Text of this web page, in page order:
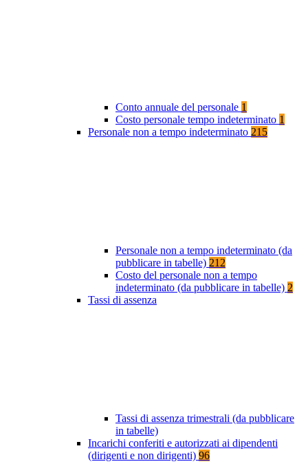
Conto annuale del personale 1
Costo personale tempo indeterminato 1
Personale non a tempo indeterminato 215
Personale non a tempo indeterminato (da
pubblicare in tabelle) 212
Costo del personale non a tempo
indeterminato (da pubblicare in tabelle) 2
Tassi di assenza
Tassi di assenza trimestrali (da pubblicare
in tabelle)
Incarichi conferiti e autorizzati ai dipendenti
(dirigenti e non dirigenti) 96